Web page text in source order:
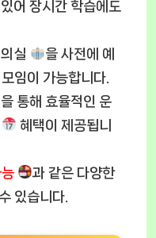
어 장시간 학습에도
실
을 사전에 예
임이 가능합니다.
을 통해 효율적인 운
혜택이 제공됩니
과 같은 다양한
있습니다.